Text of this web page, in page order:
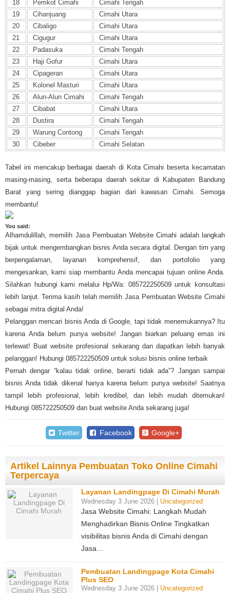
18 Pemkot Cimahi
Cimahi Tengah
19
Cihanjuang
Cimahi Utara
20
Cibaligo
Cimahi Utara
21
Cigugur
Cimahi Utara
22
Padasuka
Cimahi Tengah
23
Haji Gofur
Cimahi Utara
24
Cipageran
Cimahi Utara
25
Kolonel Masturi
Cimahi Utara
26
Alun-Alun Cimahi
Cimahi Tengah
27
Cibabat
Cimahi Utara
28
Dustira
Cimahi Tengah
29
Warung Contong
Cimahi Tengah
30
Cibeber Cimahi Selatan
Tabel ini mencakup berbagai daerah di Kota Cimahi beserta kecamatan
masing-masing, serta beberapa daerah sekitar di Kabupaten Bandung
Barat yang sering dianggap bagian dari kawasan Cimahi. Semoga
membantu!
You said:
Alhamdulillah, memilih Jasa Pembuatan Website Cimahi adalah langkah
bijak untuk mengembangkan bisnis Anda secara digital. Dengan tim yang
berpengalaman, layanan komprehensif, dan portofolio yang
mengesankan, kami siap membantu Anda mencapai tujuan online Anda.
Silahkan hubungi kami melalui Hp/Wa: 085722250509 untuk konsultasi
lebih lanjut. Terima kasih telah memilih Jasa Pembuatan Website Cimahi
sebagai mitra digital Anda!
Pelanggan mencari bisnis Anda di Google, tapi tidak menemukannya? Itu
karena Anda belum punya website! Jangan biarkan peluang emas ini
terlewat! Buat website profesional sekarang dan dapatkan lebih banyak
pelanggan! Hubungi 085722250509 untuk solusi bisnis online terbaik
Pernah dengar “kalau tidak online, berarti tidak ada”? Jangan sampai
bisnis Anda tidak dikenal hanya karena belum punya website! Saatnya
tampil lebih profesional, lebih kredibel, dan lebih mudah ditemukan!
Hubungi 085722250509 dan buat website Anda sekarang juga!
Twitter Facebook Google+
Artikel Lainnya Pembuatan Toko Online Cimahi
Terpercaya
Layanan Landingpage Di Cimahi Murah
Wednesday 3 June 2026 | Uncategorized
Jasa Website Cimahi: Langkah Mudah
Menghadirkan Bisnis Online Tingkatkan
visibilitas bisnis Anda di Cimahi dengan
Jasa…
Pembuatan Landingpage Kota Cimahi
Plus SEO
Wednesday 3 June 2026 | Uncategorized